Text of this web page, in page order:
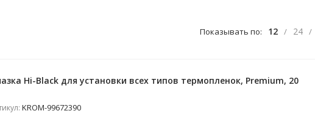
Показывать по: 12 / 24 /
Hi-Black для установки всех типов термопленок, Premium, 20
KROM-99672390